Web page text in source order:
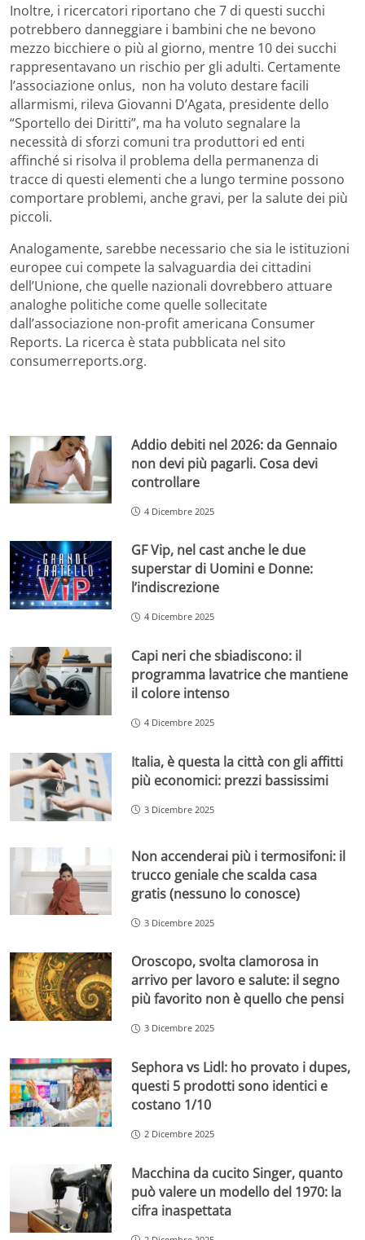
Inoltre, i ricercatori riportano che 7 di questi succhi
potrebbero danneggiare i bambini che ne bevono
mezzo bicchiere o più al giorno, mentre 10 dei succhi
rappresentavano un rischio per gli adulti. Certamente
l’associazione onlus, non ha voluto destare facili
allarmismi, rileva Giovanni D’Agata, presidente dello
“Sportello dei Diritti”, ma ha voluto segnalare la
necessità di sforzi comuni tra produttori ed enti
affinché si risolva il problema della permanenza di
tracce di questi elementi che a lungo termine possono
comportare problemi, anche gravi, per la salute dei più
piccoli.
Analogamente, sarebbe necessario che sia le istituzioni
europee cui compete la salvaguardia dei cittadini
dell’Unione, che quelle nazionali dovrebbero attuare
analoghe politiche come quelle sollecitate
dall’associazione non-profit americana Consumer
Reports. La ricerca è stata pubblicata nel sito
consumerreports.org.
Addio debiti nel 2026: da Gennaio
non devi più pagarli. Cosa devi
controllare
4 Dicembre 2025
GF Vip, nel cast anche le due
superstar di Uomini e Donne:
l’indiscrezione
4 Dicembre 2025
Capi neri che sbiadiscono: il
programma lavatrice che mantiene
il colore intenso
4 Dicembre 2025
Italia, è questa la città con gli affitti
più economici: prezzi bassissimi
3 Dicembre 2025
Non accenderai più i termosifoni: il
trucco geniale che scalda casa
gratis (nessuno lo conosce)
3 Dicembre 2025
Oroscopo, svolta clamorosa in
arrivo per lavoro e salute: il segno
più favorito non è quello che pensi
3 Dicembre 2025
Sephora vs Lidl: ho provato i dupes,
questi 5 prodotti sono identici e
costano 1/10
2 Dicembre 2025
Macchina da cucito Singer, quanto
può valere un modello del 1970: la
cifra inaspettata